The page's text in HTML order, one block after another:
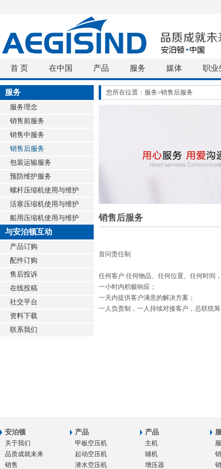
首 页 在中国 产品 服务 媒体 职业
服务
服务理念
销售前服务
销售中服务
销售后服务
包装运输服务
预防维护服务
螺杆压缩机使用与维护
活塞压缩机使用与维护
船用压缩机使用与维护
与安泊顿互动
产品订购
配件订购
售后投诉
在线投稿
社交平台
资料下载
联系我们
您所在位置：服务>销售后服务
销售后服务
首问责任制
任何客户.任何物品、任何位置、任何时间
一小时内积极响应；
一天内提供客户满意的解决方案；
一人负责制，一人持续对接客户，总联统
安泊顿
关于我们
品质成就未来
销售
产品
甲板空压机
起动空压机
潜水空压机
产品
主机
辅机
增压器